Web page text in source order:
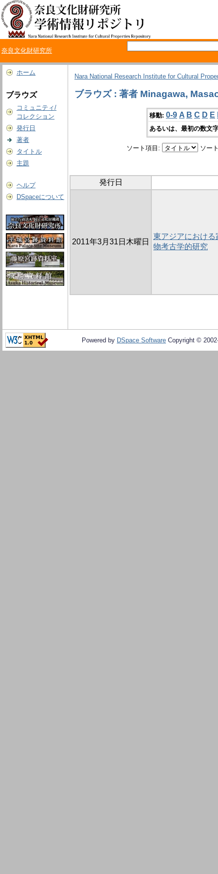
奈良文化財研究所
ホーム
ブラウズ
コミュニティ/
コレクション
発行日
著者
タイトル
主題
ヘルプ
DSpaceについて
Nara National Research Institute for Cultural
ブラウズ : 著者 Minagawa,
移動: 0-9 A B C D E
あるいは、最初の数文
ソート項目: ソー
発行日
2011年3月31日木曜日
東アジアにおけ
物考古学的研究
Powered by DSpace Software Copyright ©